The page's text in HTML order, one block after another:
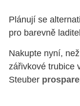
Plánují se
pro barevně
Nakupte nyní,
zářivkové trubice
Steuber